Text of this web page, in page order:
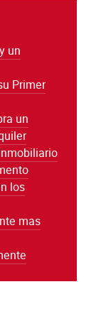
un
Primer
un
los
mas